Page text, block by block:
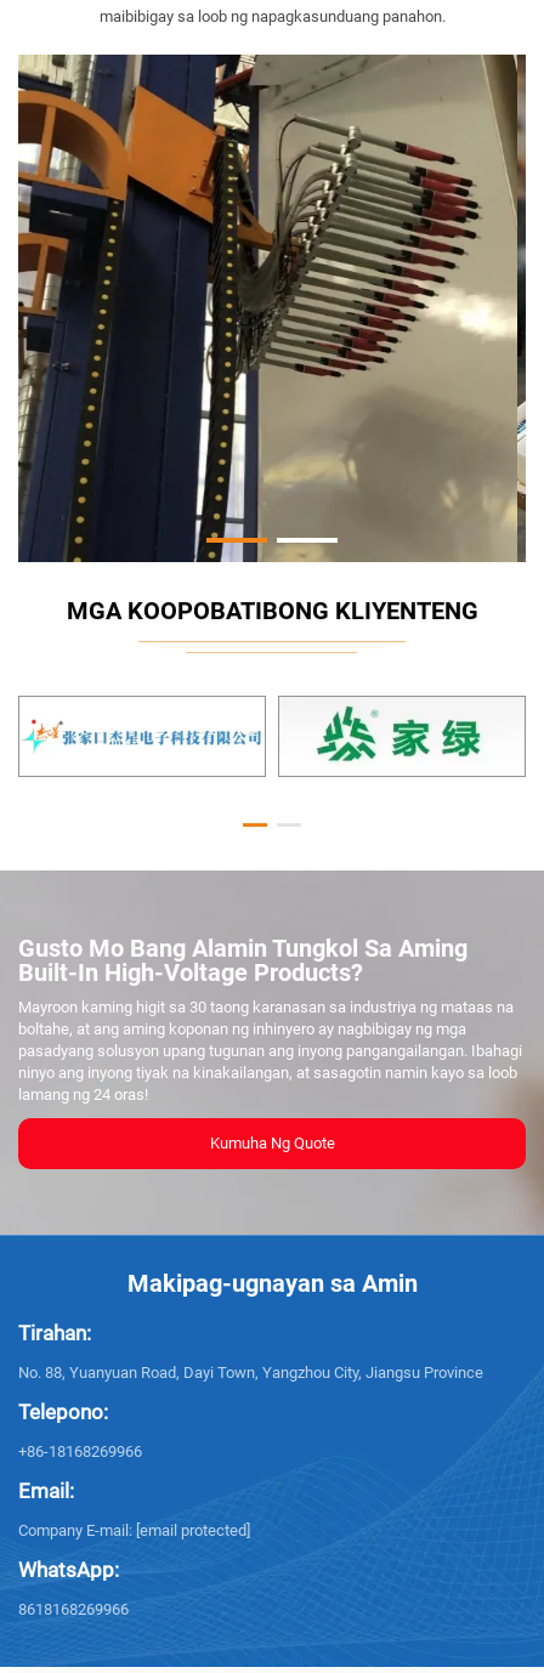
maibibigay sa loob ng napagkasunduang panahon.
MGA KOOPOBATIBONG KLIYENTENG
Gusto Mo Bang Alamin Tungkol Sa Aming
Built-In High-Voltage Products?
Mayroon kaming higit sa 30 taong karanasan sa industriya ng mataas na
boltahe, at ang aming koponan ng inhinyero ay nagbibigay ng mga
pasadyang solusyon upang tugunan ang inyong pangangailangan. Ibahagi
ninyo ang inyong tiyak na kinakailangan, at sasagotin namin kayo sa loob
lamang ng 24 oras!
Kumuha Ng Quote
Makipag-ugnayan sa Amin
Tirahan:
No. 88, Yuanyuan Road, Dayi Town, Yangzhou City, Jiangsu Province
Telepono:
+86-18168269966
Email:
Company E-mail: [email protected]
WhatsApp:
8618168269966